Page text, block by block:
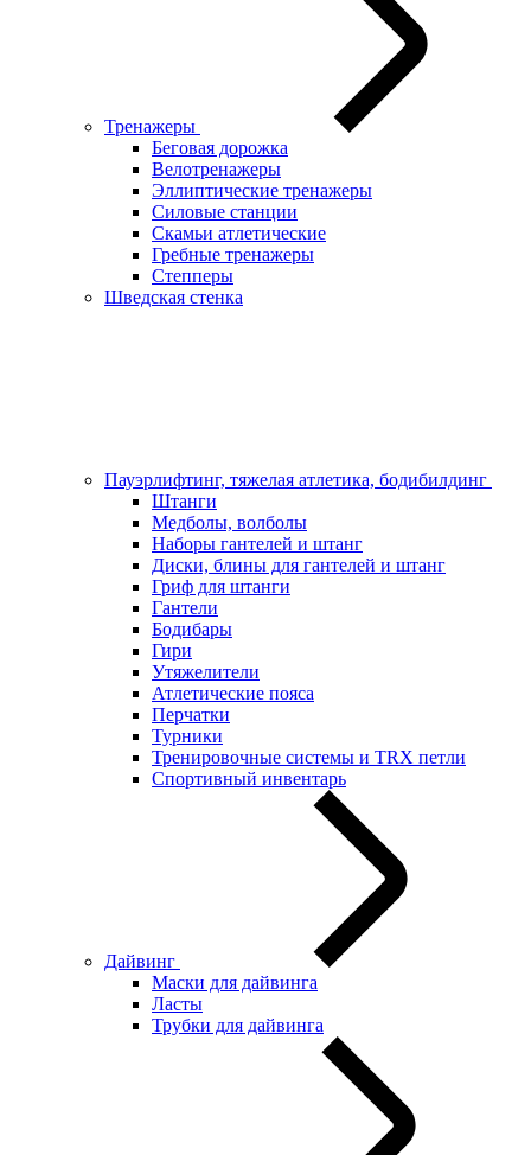
Тренажеры
Беговая дорожка
Велотренажеры
Эллиптические тренажеры
Силовые станции
Скамьи атлетические
Гребные тренажеры
Степперы
Шведская стенка
Пауэрлифтинг, тяжелая атлетика, бодибилдинг
Штанги
Медболы, волболы
Наборы гантелей и штанг
Диски, блины для гантелей и штанг
Гриф для штанги
Гантели
Бодибары
Гири
Утяжелители
Атлетические пояса
Перчатки
Турники
Тренировочные системы и TRX петли
Спортивный инвентарь
Дайвинг
Маски для дайвинга
Ласты
Трубки для дайвинга